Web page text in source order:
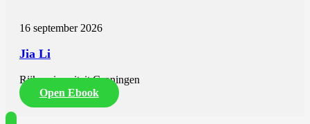
16 september 2026
Jia Li
Rijksuniversiteit Groningen
Open Ebook